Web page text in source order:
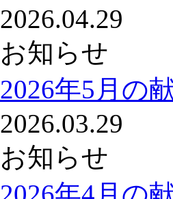
2026.04.29
お知らせ
2026年5月の
2026.03.29
お知らせ